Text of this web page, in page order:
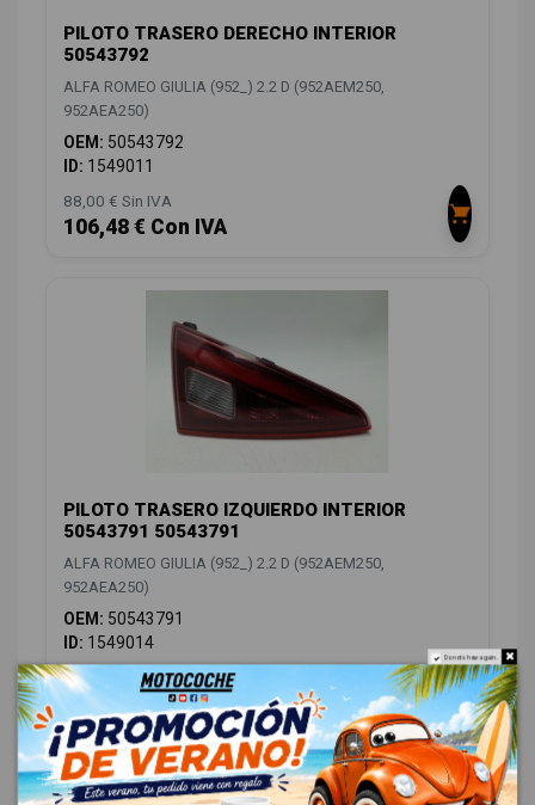
PILOTO TRASERO DERECHO INTERIOR
50543792
ALFA ROMEO GIULIA (952_) 2.2 D (952AEM250,
952AEA250)
OEM: 50543792
ID: 1549011
88,00 € Sin IVA
106,48 € Con IVA
PILOTO TRASERO IZQUIERDO INTERIOR
50543791 50543791
ALFA ROMEO GIULIA (952_) 2.2 D (952AEM250,
952AEA250)
OEM: 50543791
ID: 1549014
88,00 € Sin IVA
106,48 € Con IVA
CAMBIO / EMBRAGUE 4
Do not show again.